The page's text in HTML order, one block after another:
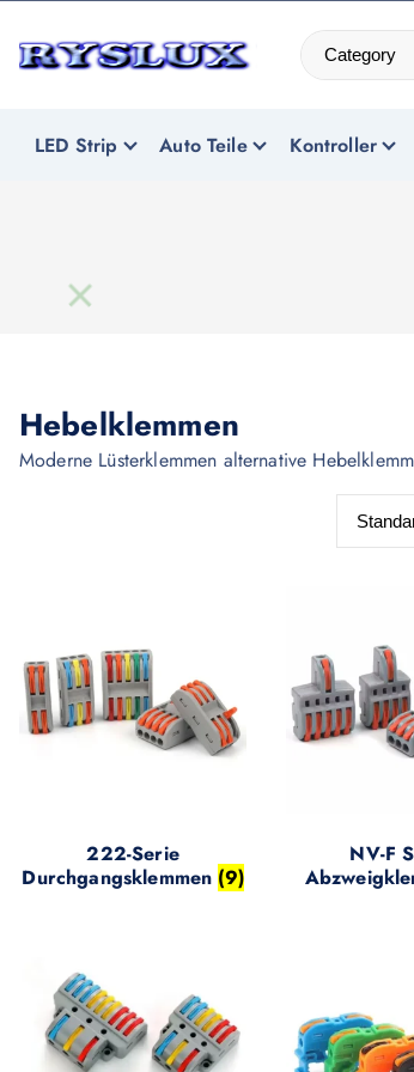
LED Strip Auto Teile Kontroller
Hebelklemmen
Moderne Lüsterklemmen alternative
222-Serie
Durchgangsklemmen (9)
NV-F